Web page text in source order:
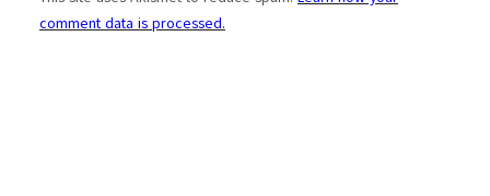
comment data is processed.